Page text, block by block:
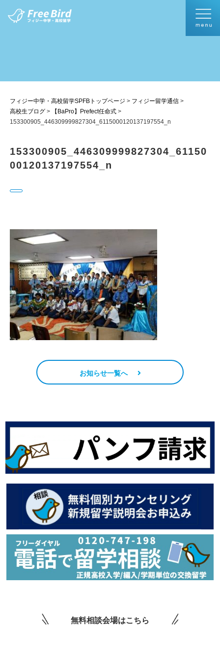
フィジー中学・高校留学SPFBトップページ > フィジー留学通信 >
高校生ブログ > 【BaPro】Prefect任命式 >
153300905_446309999827304_6115000120137197554_n
153300905_446309999827304_61150
00120137197554_n
お知らせ一覧へ
無料相談会場はこちら